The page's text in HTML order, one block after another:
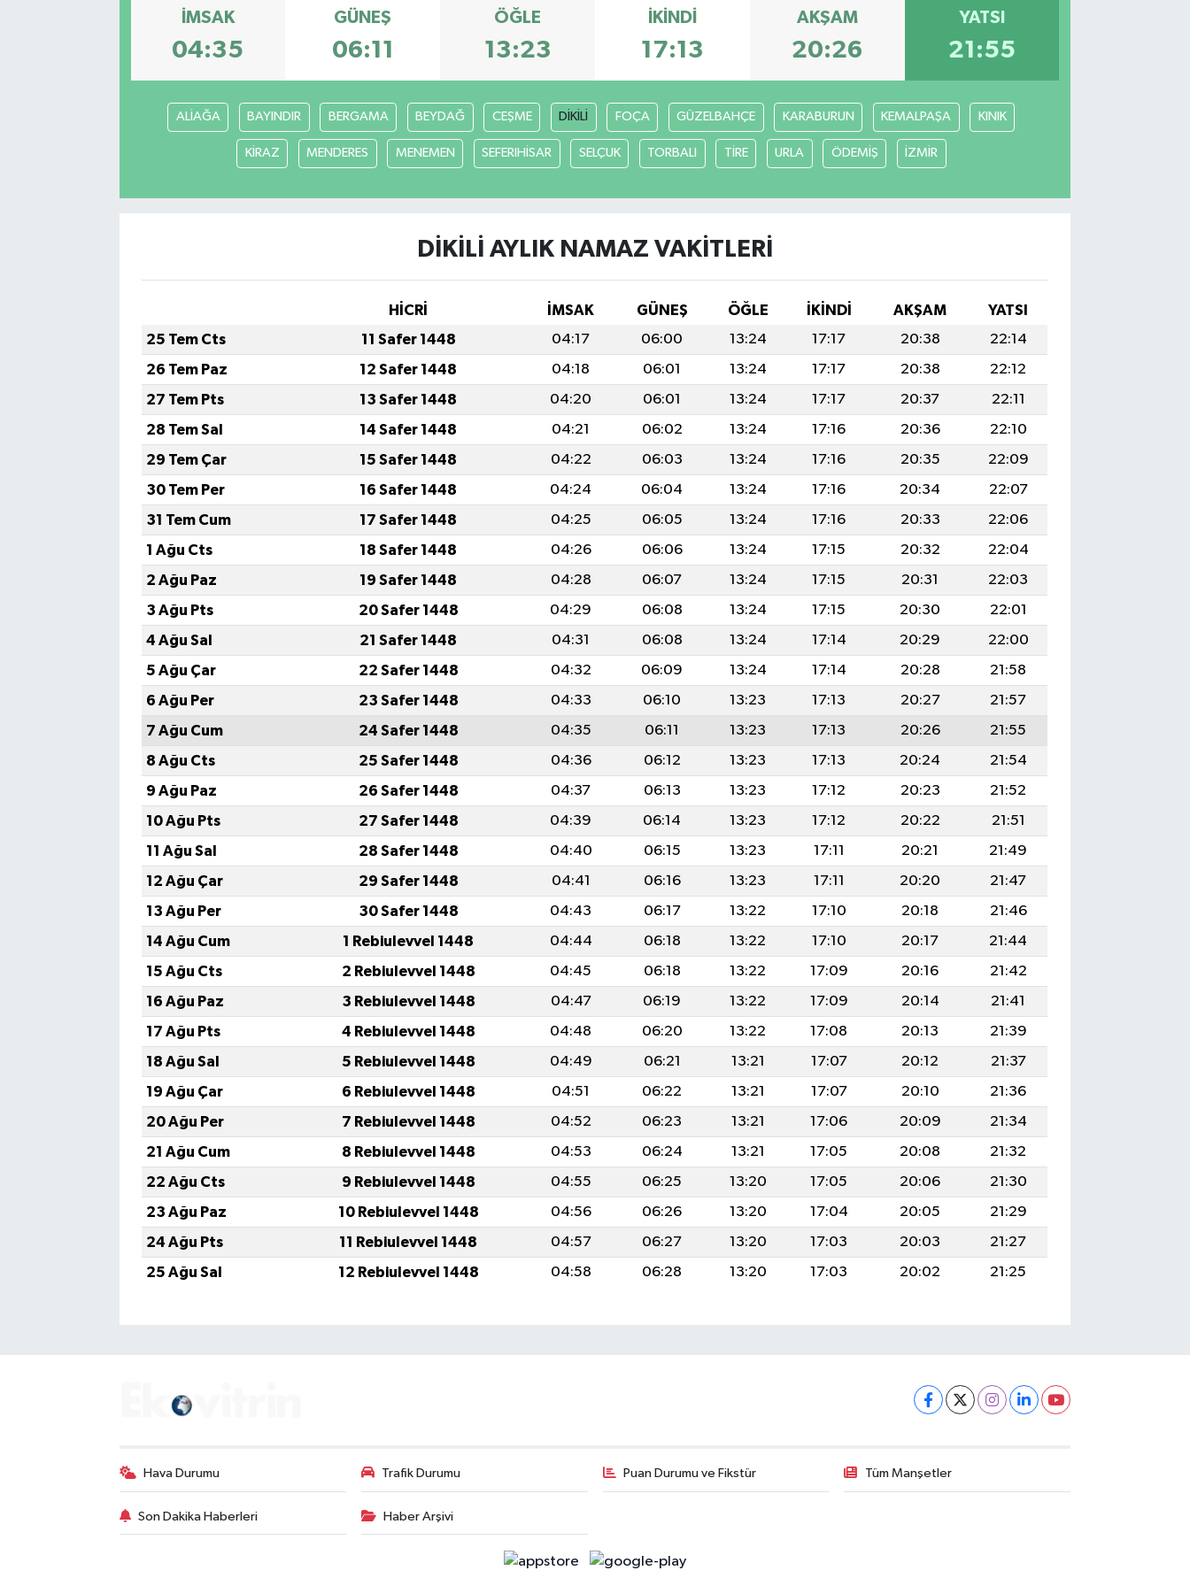
İMSAK
04:35
GÜNEŞ
06:11
ÖĞLE
13:23
İKINDI
17:13
AKŞAM
20:26
YATSI
21:55
ALİAĞA BAYINDIR BERGAMA BEYDAĞ CEŞME DİKİLİ FOÇA GÜZELBAHÇE KARABURUN KEMALPAŞA KINIK
KİRAZ MENDERES MENEMEN SEFERIHİSAR SELÇUK TORBALI TİRE URLA ÖDEMİŞ İZMİR
DİKİLİ AYLIK NAMAZ VAKITLERI
HİCRİ İMSAK GÜNEŞ ÖĞLE İKINDI AKŞAM
YATSI
25 Tem Cts
11 Safer 1448 04:17 06:00 13:24 17:17 20:38
22:14
26 Tem Paz
12 Safer 1448 04:18 06:01 13:24 17:17 20:38
22:12
27 Tem Pts
13 Safer 1448 04:20 06:01 13:24 17:17 20:37
22:11
28 Tem Sal
14 Safer 1448 04:21 06:02 13:24 17:16 20:36
22:10
29 Tem Çar
15 Safer 1448 04:22 06:03 13:24 17:16 20:35
22:09
30 Tem Per
16 Safer 1448 04:24 06:04 13:24 17:16 20:34
22:07
31 Tem Cum
17 Safer 1448 04:25 06:05 13:24 17:16 20:33
22:06
1 Ağu Cts
18 Safer 1448 04:26 06:06 13:24 17:15 20:32
22:04
2 Ağu Paz
19 Safer 1448 04:28 06:07 13:24 17:15 20:31
22:03
3 Ağu Pts
20 Safer 1448 04:29 06:08 13:24 17:15 20:30
22:01
4 Ağu Sal
21 Safer 1448 04:31 06:08 13:24 17:14 20:29
22:00
5 Ağu Çar
22 Safer 1448 04:32 06:09 13:24 17:14 20:28
21:58
6 Ağu Per
23 Safer 1448 04:33 06:10 13:23 17:13 20:27
21:57
7 Ağu Cum
24 Safer 1448 04:35 06:11 13:23 17:13 20:26
21:55
8 Ağu Cts
25 Safer 1448 04:36 06:12 13:23 17:13 20:24
21:54
9 Ağu Paz
26 Safer 1448 04:37 06:13 13:23 17:12 20:23
21:52
10 Ağu Pts
27 Safer 1448 04:39 06:14 13:23 17:12 20:22
21:51
11 Ağu Sal
28 Safer 1448 04:40 06:15 13:23 17:11 20:21
21:49
12 Ağu Çar
29 Safer 1448 04:41 06:16 13:23 17:11 20:20
21:47
13 Ağu Per
30 Safer 1448 04:43 06:17 13:22 17:10 20:18
21:46
14 Ağu Cum
1 Rebiulevvel 1448 04:44 06:18 13:22 17:10 20:17
21:44
15 Ağu Cts
2 Rebiulevvel 1448 04:45 06:18 13:22 17:09 20:16
21:42
16 Ağu Paz
3 Rebiulevvel 1448 04:47 06:19 13:22 17:09 20:14
21:41
17 Ağu Pts
4 Rebiulevvel 1448 04:48 06:20 13:22 17:08 20:13
21:39
18 Ağu Sal
5 Rebiulevvel 1448 04:49 06:21 13:21 17:07 20:12
21:37
19 Ağu Çar
6 Rebiulevvel 1448 04:51 06:22 13:21 17:07 20:10
21:36
20 Ağu Per
7 Rebiulevvel 1448 04:52 06:23 13:21 17:06 20:09
21:34
21 Ağu Cum
8 Rebiulevvel 1448 04:53 06:24 13:21 17:05 20:08
21:32
22 Ağu Cts
9 Rebiulevvel 1448 04:55 06:25 13:20 17:05 20:06
21:30
23 Ağu Paz
10 Rebiulevvel 1448 04:56 06:26 13:20 17:04 20:05
21:29
24 Ağu Pts
11 Rebiulevvel 1448 04:57 06:27 13:20 17:03 20:03
21:27
25 Ağu Sal
12 Rebiulevvel 1448 04:58 06:28 13:20 17:03 20:02 21:25
Hava Durumu Trafik Durumu Puan Durumu ve Fikstür Tüm Manşetler
Son Dakika Haberleri Haber Arşivi